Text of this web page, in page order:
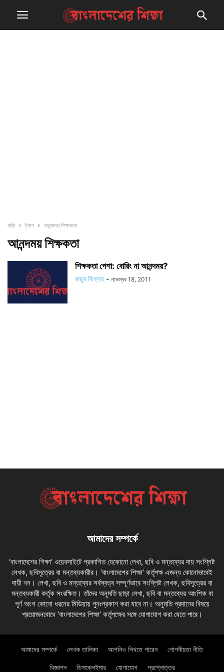
বাড়ি ট্যাগ আনন্দময় শিক্ষকতা
আনন্দময় শিক্ষকতা
শিক্ষকতা পেশা: বোরিং না আনন্দময়?
মাছুম বিল্লাহ - নভেম্বর 18, 2011
আমাদের সম্পর্কে
‘বাংলাদেশের শিক্ষা’ ওয়েবসাইটে প্রকাশিত যেকোনো লেখা, ছবি ও মন্তব্যের দায় সংশ্লিষ্ট
লেখক, ছবিসূত্রের বা মন্তব্যকারীর। ‘বাংলাদেশের শিক্ষা’ কর্তৃপক্ষ এজন্য কোনোভাবেই
দায়ী নন। লেখা, ছবি ও মন্তব্যের সর্বস্বত্ব সম্পূর্ণভাবে সংশ্লিষ্ট লেখক, ছবিসূত্রের বা
মন্তব্যকারী কর্তৃক সংরক্ষিত। তাঁদের অনুমতি ছাড়া লেখা, ছবি বা মন্তব্যের আংশিক বা
পূর্ণ অংশ কোনো ধরনের মিডিয়ায় পুনঃপ্রকাশ করা যাবে না। অনুমতি প্রদানের বিষয়ে
প্রয়োজনবোধে ‘বাংলাদেশের শিক্ষা’ কর্তৃপক্ষের সঙ্গে যোগাযোগ করা যেতে পারে।
আমাদের সম্পর্কে লেখক তালিকা আপনিও লিখতে পারেন গোপনীয়তা নীতি
বিজ্ঞাপন ডিসক্লেইমার যোগাযোগ প্রশ্নোত্তর